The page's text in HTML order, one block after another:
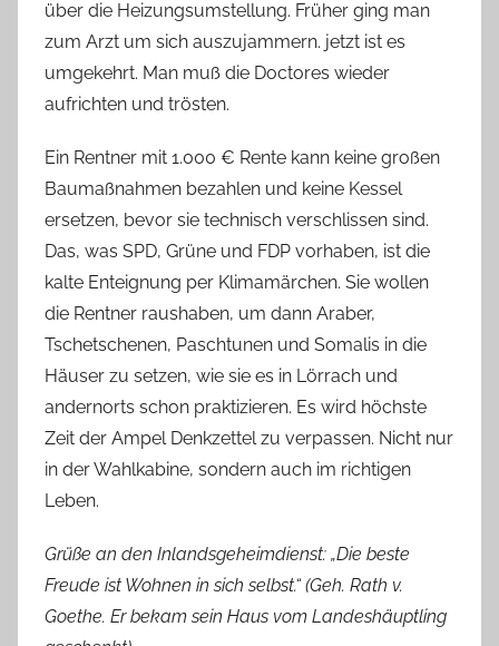
über die Heizungsumstellung. Früher ging man
zum Arzt um sich auszujammern. jetzt ist es
umgekehrt. Man muß die Doctores wieder
aufrichten und trösten.
Ein Rentner mit 1.000 € Rente kann keine großen
Baumaßnahmen bezahlen und keine Kessel
ersetzen, bevor sie technisch verschlissen sind.
Das, was SPD, Grüne und FDP vorhaben, ist die
kalte Enteignung per Klimamärchen. Sie wollen
die Rentner raushaben, um dann Araber,
Tschetschenen, Paschtunen und Somalis in die
Häuser zu setzen, wie sie es in Lörrach und
andernorts schon praktizieren. Es wird höchste
Zeit der Ampel Denkzettel zu verpassen. Nicht nur
in der Wahlkabine, sondern auch im richtigen
Leben.
Grüße an den Inlandsgeheimdienst: „Die beste
Freude ist Wohnen in sich selbst.“ (Geh. Rath v.
Goethe. Er bekam sein Haus vom Landeshäuptling